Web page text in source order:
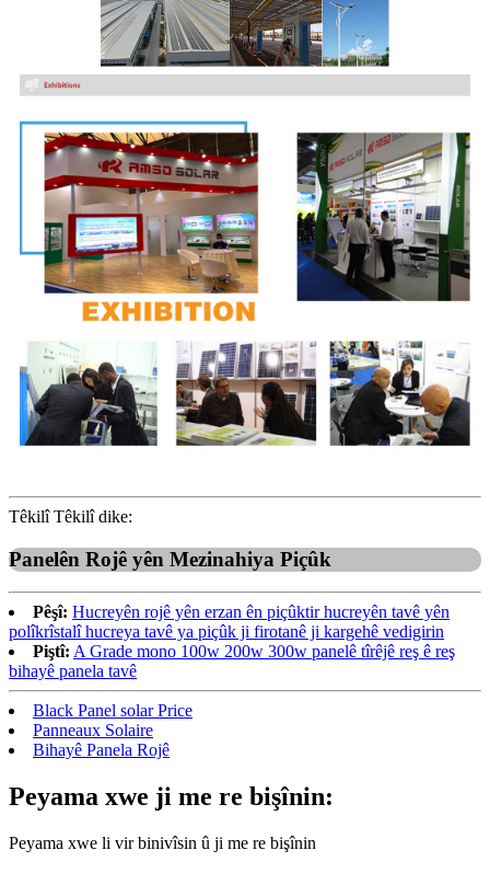
Têkilî Têkilî dike:
Panelên Rojê yên Mezinahiya Piçûk
Pêşî: Hucreyên rojê yên erzan ên piçûktir hucreyên tavê yên
polîkrîstalî hucreya tavê ya piçûk ji firotanê ji kargehê vedigirin
Piştî: A Grade mono 100w 200w 300w panelê tîrêjê reş ê reş
bihayê panela tavê
Black Panel solar Price
Panneaux Solaire
Bihayê Panela Rojê
Peyama xwe ji me re bişînin:
Peyama xwe li vir binivîsin û ji me re bişînin